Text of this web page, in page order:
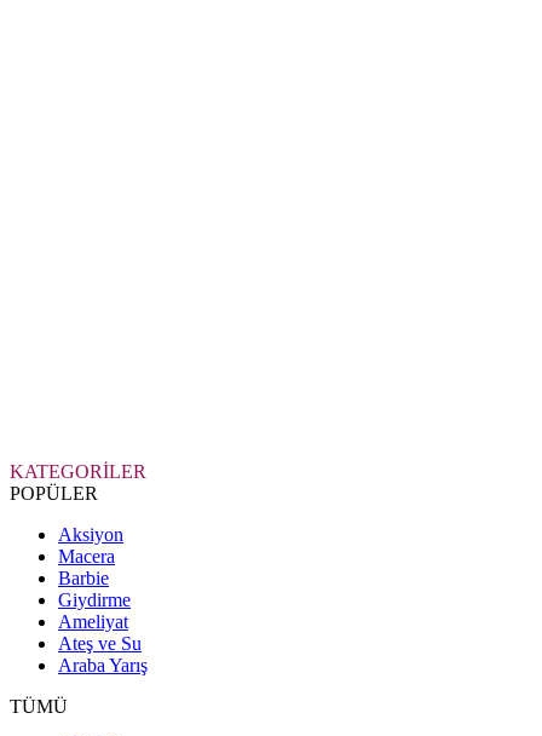
KATEGORİLER
POPÜLER
Aksiyon
Macera
Barbie
Giydirme
Ameliyat
Ateş ve Su
Araba Yarış
TÜMÜ